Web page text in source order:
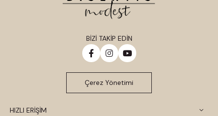
HIZLI ERİŞİM
BİZİ TAKİP EDİN
Çerez Yönetimi